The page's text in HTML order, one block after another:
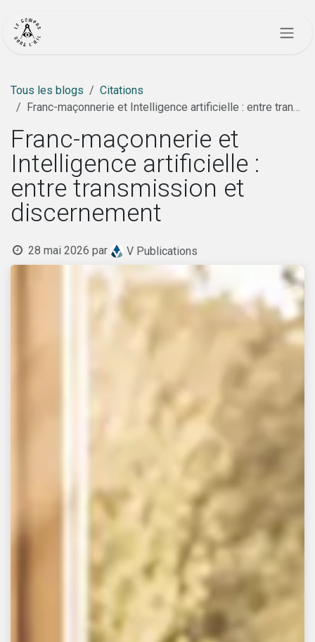
Tous les blogs
Citations
Franc-maçonnerie et Intelligence artificielle : entre transmission et discernement
Franc-maçonnerie et
Intelligence artificielle :
entre transmission et
discernement
28 mai 2026 par V Publications